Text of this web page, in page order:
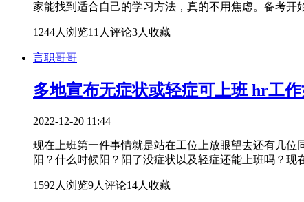
家能找到适合自己的学习方法，真的不用焦虑。备考开
1244人浏览11人评论3人收藏
言职哥哥
多地宣布无症状或轻症可上班 hr工
2022-12-20 11:44
现在上班第一件事情就是站在工位上放眼望去还有几
阳？什么时候阳？阳了没症状以及轻症还能上班吗？
1592人浏览9人评论14人收藏